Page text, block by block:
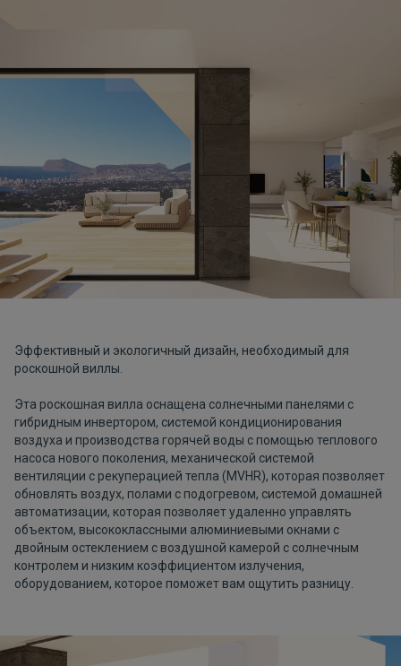
Эффективный и экологичный дизайн, необходимый для
роскошной виллы.
Эта роскошная вилла оснащена солнечными панелями с
гибридным инвертором, системой кондиционирования
воздуха и производства горячей воды с помощью теплового
насоса нового поколения, механической системой
вентиляции с рекуперацией тепла (MVHR), которая позволяет
обновлять воздух, полами с подогревом, системой домашней
автоматизации, которая позволяет удаленно управлять
объектом, высококлассными алюминиевыми окнами с
двойным остеклением с воздушной камерой с солнечным
контролем и низким коэффициентом излучения,
оборудованием, которое поможет вам ощутить разницу.